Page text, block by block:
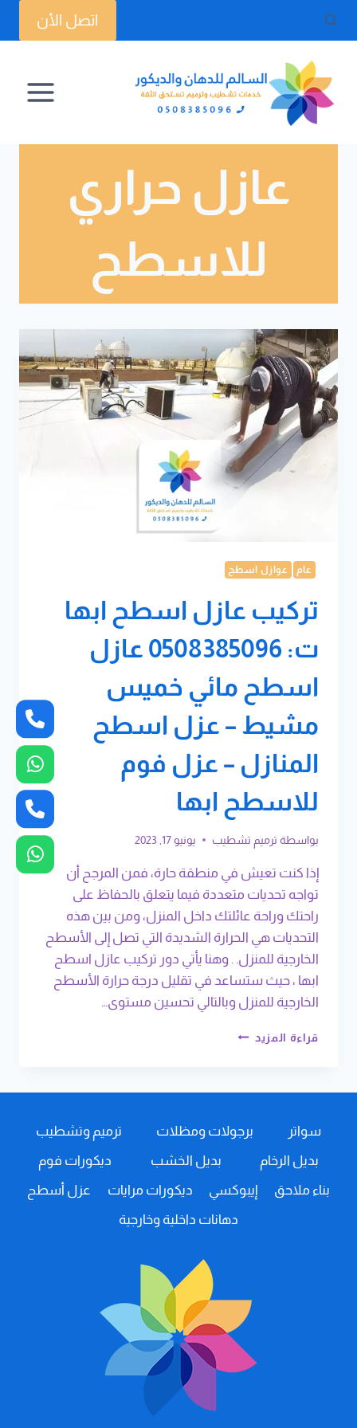
التجاوز
اتصل الأن
عازل حراري
للاسطح
عام عوازل اسطح
تركيب عازل اسطح ابها
ت: 0508385096 عازل
اسطح مائي خميس
مشيط – عزل اسطح
المنازل – عزل فوم
للاسطح ابها
بواسطة ترميم تشطيب يونيو 17, 2023
إذا كنت تعيش في منطقة حارة، فمن المرجح أن
تواجه تحديات متعددة فيما يتعلق بالحفاظ على
راحتك وراحة عائلتك داخل المنزل، ومن بين هذه
التحديات هي الحرارة الشديدة التي تصل إلى الأسطح
الخارجية للمنزل. . وهنا يأتي دور تركيب عازل اسطح
ابها ، حيث ستساعد في تقليل درجة حرارة الأسطح
الخارجية للمنزل وبالتالي تحسين مستوى…
قراءة المزيد تركيب
عازل
خميس
مشيط
عزل
فوم
للاسطح
ابها
سواتر برجولات ومظلات
ترميم وتشطيب
بديل الرخام
بديل الخشب
ديكورات فوم
بناء ملاحق
إيبوكسي ديكورات مرايات
عزل أسطح
دهانات داخلية وخارجية